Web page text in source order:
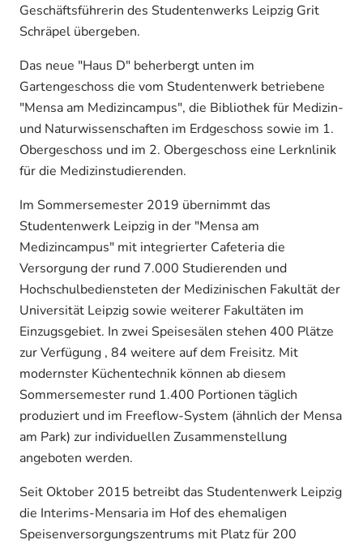
Geschäftsführerin des Studentenwerks Leipzig Grit
Schräpel übergeben.
Das neue "Haus D" beherbergt unten im
Gartengeschoss die vom Studentenwerk betriebene
"Mensa am Medizincampus", die Bibliothek für Medizin-
und Naturwissenschaften im Erdgeschoss sowie im 1.
Obergeschoss und im 2. Obergeschoss eine Lerknlinik
für die Medizinstudierenden.
Im Sommersemester 2019 übernimmt das
Studentenwerk Leipzig in der "Mensa am
Medizincampus" mit integrierter Cafeteria die
Versorgung der rund 7.000 Studierenden und
Hochschulbediensteten der Medizinischen Fakultät der
Universität Leipzig sowie weiterer Fakultäten im
Einzugsgebiet. In zwei Speisesälen stehen 400 Plätze
zur Verfügung , 84 weitere auf dem Freisitz. Mit
modernster Küchentechnik können ab diesem
Sommersemester rund 1.400 Portionen täglich
produziert und im Freeflow-System (ähnlich der Mensa
am Park) zur individuellen Zusammenstellung
angeboten werden.
Seit Oktober 2015 betreibt das Studentenwerk Leipzig
die Interims-Mensaria im Hof des ehemaligen
Speisenversorgungszentrums mit Platz für 200